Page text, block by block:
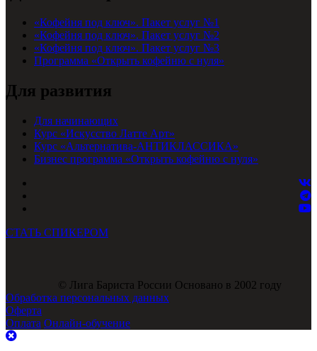
«Кофейня под ключ». Пакет услуг №1
«Кофейня под ключ». Пакет услуг №2
«Кофейня под ключ». Пакет услуг №3
Программа «Открыть кофейню с нуля»
Для развития
Для начинающих
Курс «Искусство Латте Арт»
Курс «Альтернатива-АНТИКЛАССИКА»
Бизнес программа «Открыть кофейню с нуля»
СТАТЬ СПИКЕРОМ
© Лига Бариста России Основано в 2002 году
Обработка персональных данных
Оферта
Оплата Онлайн-обучение